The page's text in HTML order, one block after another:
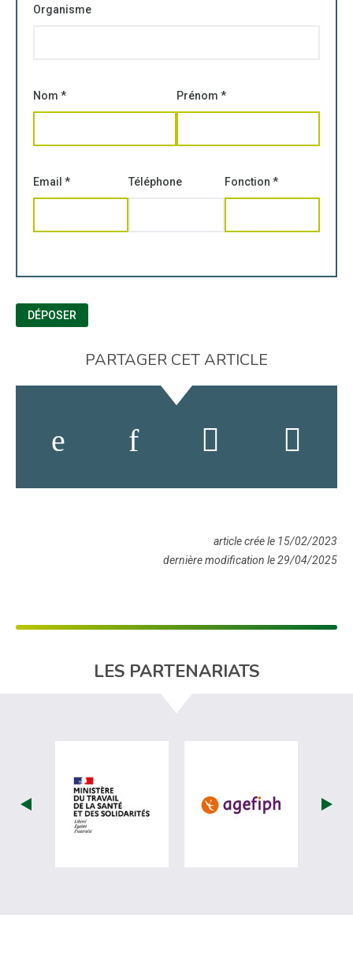
Organisme
Nom * Prénom *
Email * Téléphone Fonction *
DÉPOSER
PARTAGER CET ARTICLE
article crée le 15/02/2023
dernière modification le 29/04/2025
LES PARTENARIATS
visiter les site de Ministère du travail
visiter les